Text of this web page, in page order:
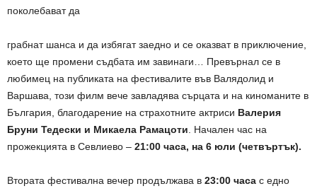
поколебават да
грабнат шанса и да избягат заедно и се оказват в приключение,
което ще промени съдбата им завинаги… Превърнал се в
любимец на публиката на фестивалите във Валядолид и
Варшава, този филм вече завладява сърцата и на киноманите в
България, благодарение на страхотните актриси Валерия
Бруни Тедески и Микаела Рамацоти . Начален час на
прожекцията в Севлиево – 21:00 часа, на 6 юли (четвъртък).
Втората фестивална вечер продължава в 23:00 часа с едно